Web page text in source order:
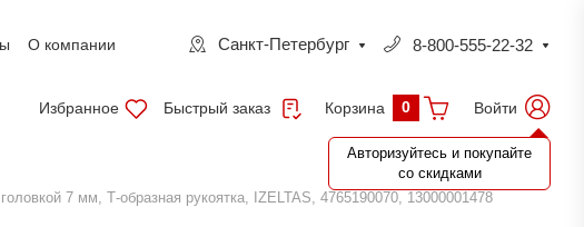
О компании Санкт-Петербург 8-800-555-22-32
Избранное Быстрый заказ Корзина 0 Войти
Авторизуйтесь и покупайте
со скидками
7 мм, Т-образная рукоятка, IZELTAS, 4765190070, 13000001478